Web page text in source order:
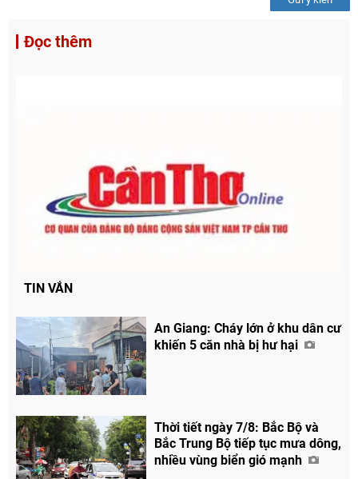
Đọc thêm
TIN VẮN
An Giang: Cháy lớn ở khu dân cư
khiến 5 căn nhà bị hư hại
Thời tiết ngày 7/8: Bắc Bộ và
Bắc Trung Bộ tiếp tục mưa dông,
nhiều vùng biển gió mạnh